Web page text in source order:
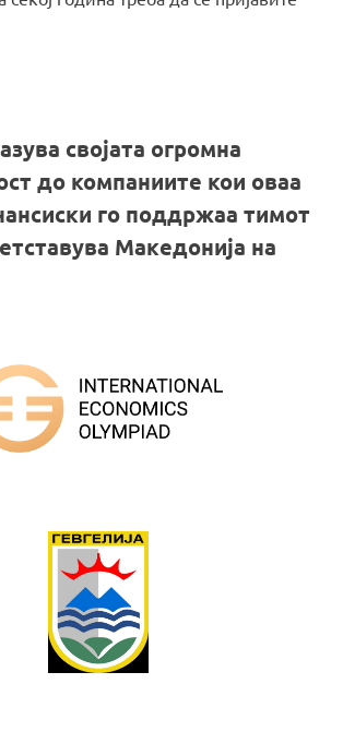
својата огромна
до компаниите кои оваа
го поддржаа тимот
Македонија на